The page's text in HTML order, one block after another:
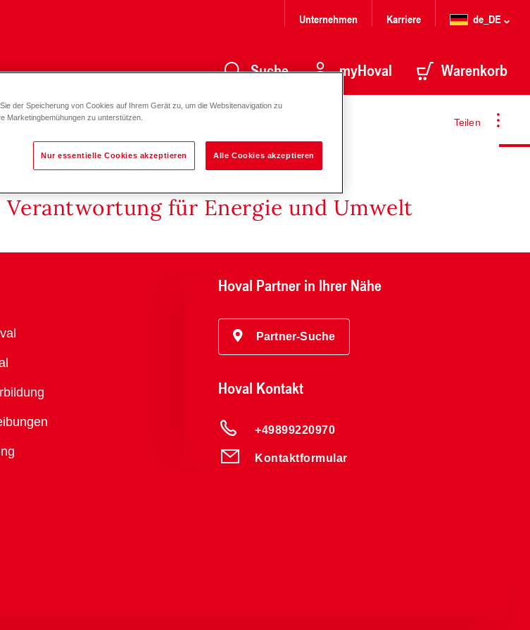
Unternehmen Karriere de_DE
Suche myHoval Warenkorb
Teilen
Verantwortung für Energie und Umwelt
Hoval Partner in Ihrer Nähe
Partner-Suche
Hoval Kontakt
+49899220970
Kontaktformular
der Speicherung von Cookies auf Ihrem Gerät zu, um die Websitenavigation zu
Marketingbemühungen zu unterstützen.
Nur essentielle Cookies akzeptieren Alle Cookies akzeptieren